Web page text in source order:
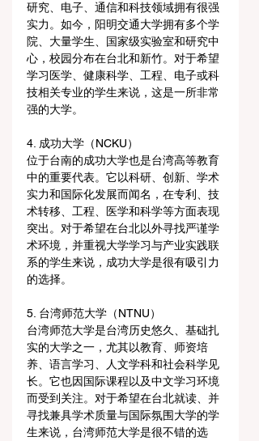
研究、电子、通信和科技领域拥有很强
实力。如今，阳明交通大学拥有多个学
院、大量学生、国家级实验室和研究中
心，校园分布在台北和新竹。对于希望
学习医学、健康科学、工程、电子或科
技相关专业的学生来说，这是一所非常
强的大学。
4. 成功大学（NCKU）
位于台南的成功大学也是台湾高等教育
中的重要代表。它以科研、创新、学术
实力和国际化发展而闻名，在专利、技
术转移、工程、医学和科学等方面表现
突出。对于希望在台北以外寻找严谨学
术环境，并重视大学学习与产业实践联
系的学生来说，成功大学是很有吸引力
的选择。
5. 台湾师范大学（NTNU）
台湾师范大学是台湾历史悠久、基础扎
实的大学之一，尤其以教育、师资培
养、语言学习、人文学科和社会科学见
长。它也因国际课程以及中文学习环境
而受到关注。对于希望在台北就读、并
寻找兼具学术质量与国际氛围大学的学
生来说，台湾师范大学是很不错的选